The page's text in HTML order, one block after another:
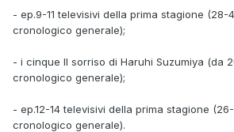
- i cinque Il sorriso di Haruhi Suzumiya
- ep.13-14 televisivi della prima stagione
cronologico generale).
[...]
- ep.9-11 televisivi della prima stagione
cronologico generale);
- i cinque Il sorriso di Haruhi Suzumiya (da
cronologico generale);
- ep.12-14 televisivi della prima stagione
cronologico generale).